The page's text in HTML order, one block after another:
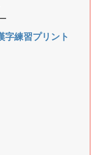
字練習プリント